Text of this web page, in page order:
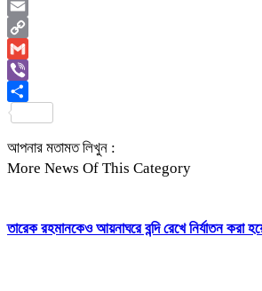
WhatsApp
Email
Copy
Link
Gmail
Viber
আপনার মতামত লিখুন :
More News Of This Category
তারেক রহমানকেও আয়নাঘরে বন্দি রেখে নির্যাতন করা